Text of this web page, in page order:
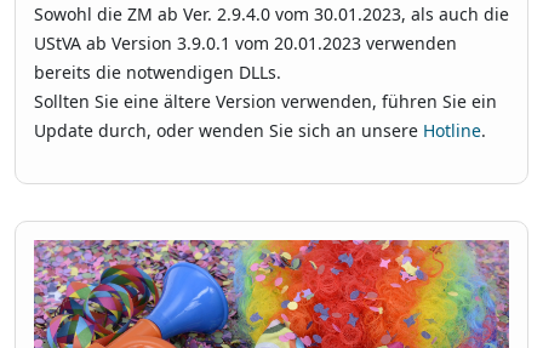
Sowohl die ZM ab Ver. 2.9.4.0 vom 30.01.2023, als auch die
UStVA ab Version 3.9.0.1 vom 20.01.2023 verwenden
bereits die notwendigen DLLs.
Sollten Sie eine ältere Version verwenden, führen Sie ein
Update durch, oder wenden Sie sich an unsere Hotline.